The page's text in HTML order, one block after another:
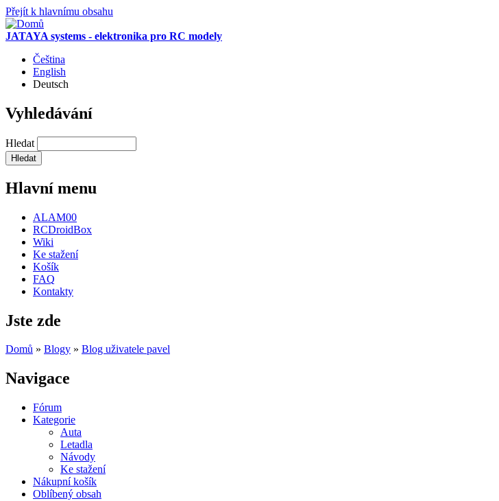
Přejít k hlavnímu obsahu
JATAYA systems - elektronika pro RC modely
Čeština
English
Deutsch
Vyhledávání
Hledat
Hlavní menu
ALAM00
RCDroidBox
Wiki
Ke stažení
Košík
FAQ
Kontakty
Jste zde
Domů » Blogy » Blog uživatele pavel
Navigace
Fórum
Kategorie
Auta
Letadla
Návody
Ke stažení
Nákupní košík
Oblíbený obsah